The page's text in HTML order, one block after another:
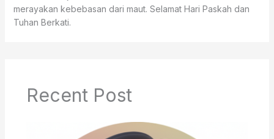
merayakan kebebasan dari maut. Selamat Hari Paskah dan
Tuhan Berkati.
Recent Post